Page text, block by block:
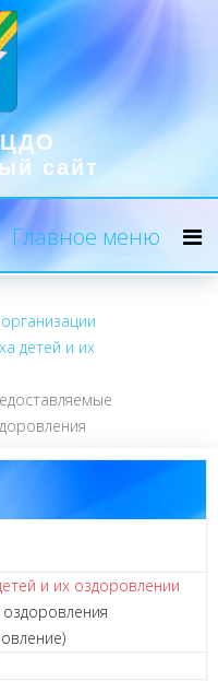
сайт
Главное меню
детей и их
и их оздоровлении